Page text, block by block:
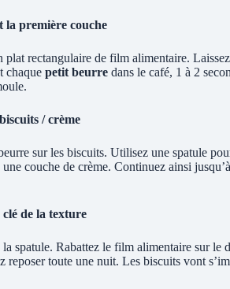
la première couche
plat rectangulaire de film alimentaire.
chaque petit beurre dans le café, 1 à 2
/ crème
sur les biscuits. Utilisez une spatule
couche de crème. Continuez ainsi
de la texture
spatule. Rabattez le film alimentaire sur le
reposer toute une nuit. Les biscuits vont